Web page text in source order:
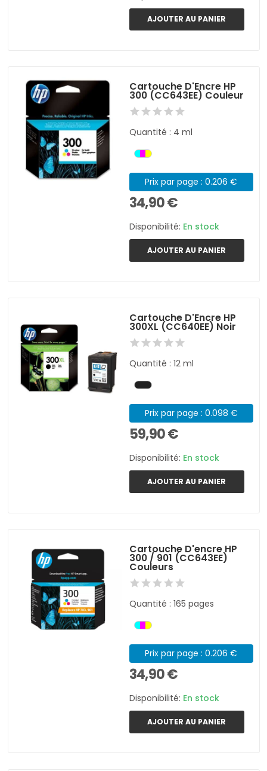
AJOUTER AU PANIER
Cartouche D'Encre HP
300 (CC643EE) Couleur
Quantité : 4 ml
Prix par page : 0.206 €
34,90 €
Disponibilité: En stock
AJOUTER AU PANIER
Cartouche D'Encre HP
300XL (CC640EE) Noir
Quantité : 12 ml
Prix par page : 0.098 €
59,90 €
Disponibilité: En stock
AJOUTER AU PANIER
Cartouche D'encre HP
300 / 901 (CC643EE)
Couleurs
Quantité : 165 pages
Prix par page : 0.206 €
34,90 €
Disponibilité: En stock
AJOUTER AU PANIER